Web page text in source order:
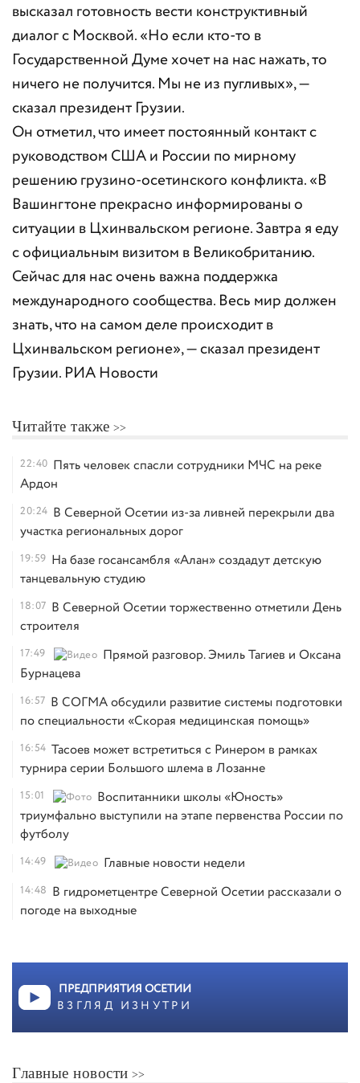
высказал готовность вести конструктивный
диалог с Москвой. «Но если кто-то в
Государственной Думе хочет на нас нажать, то
ничего не получится. Мы не из пугливых», —
сказал президент Грузии.
Он отметил, что имеет постоянный контакт с
руководством США и России по мирному
решению грузино-осетинского конфликта. «В
Вашингтоне прекрасно информированы о
ситуации в Цхинвальском регионе. Завтра я еду
с официальным визитом в Великобританию.
Сейчас для нас очень важна поддержка
международного сообщества. Весь мир должен
знать, что на самом деле происходит в
Цхинвальском регионе», — сказал президент
Грузии. РИА Новости
Читайте также
22:40 Пять человек спасли сотрудники МЧС на реке
Ардон
20:24 В Северной Осетии из-за ливней перекрыли два
участка региональных дорог
19:59 На базе госансамбля «Алан» создадут детскую
танцевальную студию
18:07 В Северной Осетии торжественно отметили День
строителя
17:49
Прямой разговор. Эмиль Тагиев и Оксана
Бурнацева
16:57 В СОГМА обсудили развитие системы подготовки
по специальности «Скорая медицинская помощь»
16:54 Тасоев может встретиться с Ринером в рамках
турнира серии Большого шлема в Лозанне
15:01
Воспитанники школы «Юность»
триумфально выступили на этапе первенства России по
футболу
14:49 Главные новости недели
14:48 В гидрометцентре Северной Осетии рассказали о
погоде на выходные
ПРЕДПРИЯТИЯ ОСЕТИИ
ВЗГЛЯД ИЗНУТРИ
Главные новости